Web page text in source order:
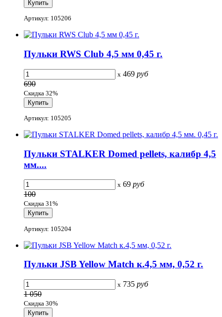
Артикул: 105206
Пульки RWS Club 4,5 мм 0,45 г.
x 469 руб
690
Скидка 32%
Артикул: 105205
Пульки STALKER Domed pellets, калибр 4,5
мм....
x 69 руб
100
Скидка 31%
Артикул: 105204
Пульки JSB Yellow Match к.4,5 мм, 0,52 г.
x 735 руб
1 050
Скидка 30%